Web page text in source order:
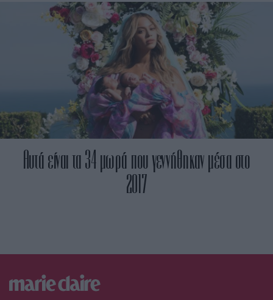
Aυτά είναι τα 34 μωρά που γεννήθηκαν μέσα στο
2017